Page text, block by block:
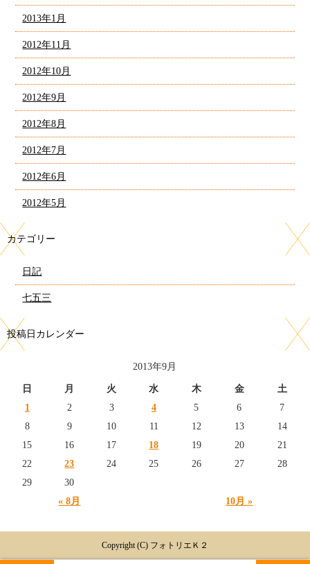
2013年1月
2012年11月
2012年10月
2012年9月
2012年8月
2012年7月
2012年6月
2012年5月
カテゴリー
日記
七五三
投稿日カレンダー
2013年9月
日 月 火 水 木 金 土
« 8月 10月 »
1 2 3 4 5 6
7
8
9 10 11 12 13
14
15
16 17 18 19 20
21
22
23 24 25 26 27
28
29
30
Copyright (C) フォトリエＫ２